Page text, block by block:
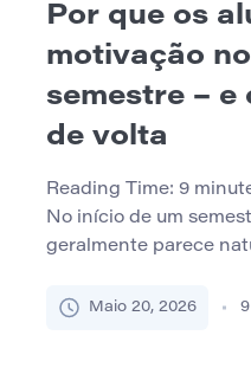
Por que os
motivação
semestre – e
de volta
Reading Time: 9
No início de um
geralmente parece
claras e a sensação
Maio 20, 2026 9